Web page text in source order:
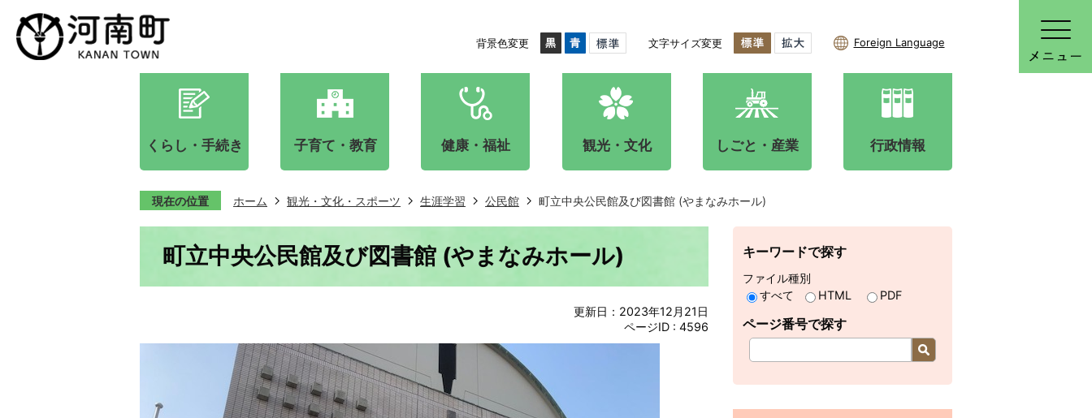
背景色変更 文字サイズ変更 Foreign Language
くらし・手続き 子育て・教育 健康・福祉 観光・文化 しごと・産業 行政情報
現在の位置 ホーム 観光・文化・スポーツ 生涯学習 公民館 町立中央公民館及び図書館 (やまなみホール)
町立中央公民館及び図書館 (やまなみホール)
更新日：2023年12月21日
ページID : 4596
キーワードで探す
ファイル種別
すべて
HTML PDF
ページ番号で探す